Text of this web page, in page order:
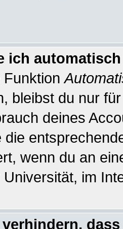
ich
Funktion
bleibst du nur
deines
die
wenn du an
im